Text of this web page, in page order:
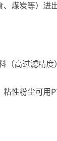
煤炭等）进
（高过滤精
性粉尘可用